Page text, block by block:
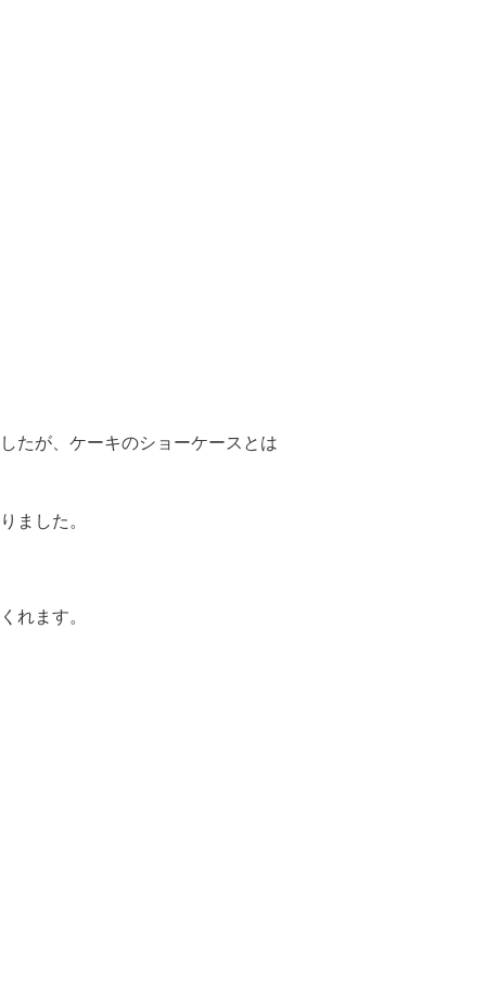
たが、ケーキのショーケースとは
ました。
れます。